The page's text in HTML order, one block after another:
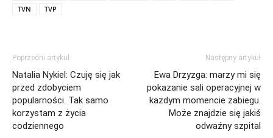
TVN
TVP
Poprzedni artykuł
Natalia Nykiel: Czuję się jak
przed zdobyciem
popularności. Tak samo
korzystam z życia
codziennego
Następny artykuł
Ewa Drzyzga: marzy mi się
pokazanie sali operacyjnej w
każdym momencie zabiegu.
Może znajdzie się jakiś
odważny szpital